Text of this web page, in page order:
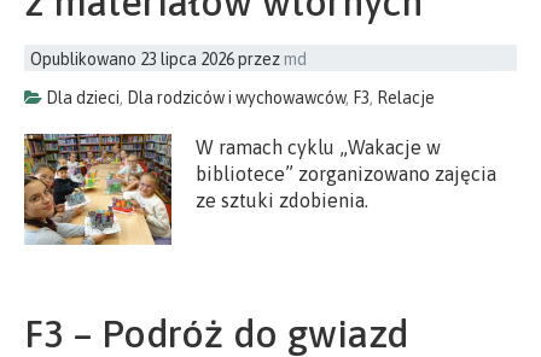
Opublikowano 23 lipca 2026przezmd
Dla dzieci, Dla rodziców i wychowawców, F3, Relacje
W ramach cyklu „Wakacje w
bibliotece” zorganizowano zajęcia
ze sztuki zdobienia.
F3 – Podróż do gwiazd